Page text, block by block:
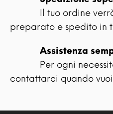
Il tuo ordine
preparato e spedito in
Assistenza
Per ogni
contattarci quando vuoi